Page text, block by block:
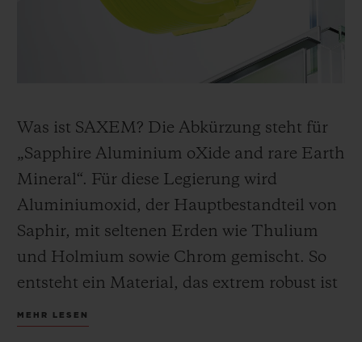
Was ist SAXEM? Die Abkürzung steht für
„Sapphire Aluminium oXide and rare Earth
Mineral“. Für diese Legierung wird
Aluminiumoxid, der Hauptbestandteil von
Saphir, mit seltenen Erden wie Thulium
und Holmium sowie Chrom gemischt. So
entsteht ein Material, das extrem robust ist
und eine Brillanz aufweist, die intensiver ist
MEHR LESEN